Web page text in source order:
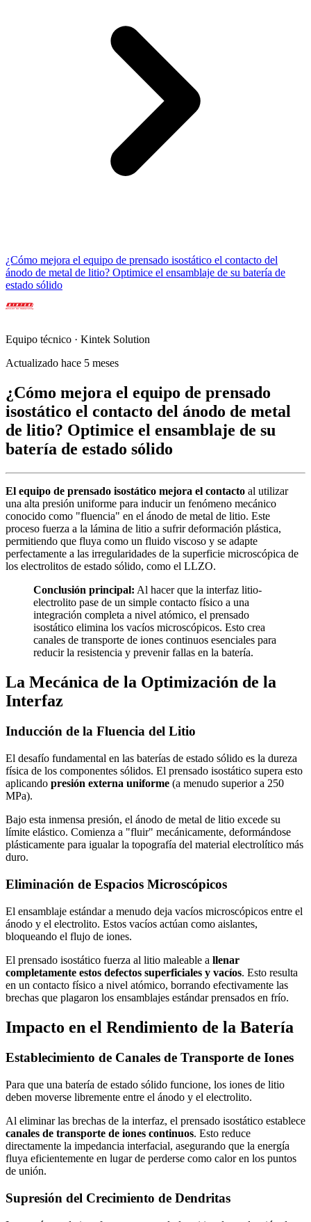
¿Cómo mejora el equipo de prensado isostático el contacto del
ánodo de metal de litio? Optimice el ensamblaje de su batería de
estado sólido
Equipo técnico · Kintek Solution
Actualizado hace 5 meses
¿Cómo mejora el equipo de prensado
isostático el contacto del ánodo de metal
de litio? Optimice el ensamblaje de su
batería de estado sólido
El equipo de prensado isostático mejora el contacto al utilizar
una alta presión uniforme para inducir un fenómeno mecánico
conocido como "fluencia" en el ánodo de metal de litio. Este
proceso fuerza a la lámina de litio a sufrir deformación plástica,
permitiendo que fluya como un fluido viscoso y se adapte
perfectamente a las irregularidades de la superficie microscópica de
los electrolitos de estado sólido, como el LLZO.
Conclusión principal: Al hacer que la interfaz litio-
electrolito pase de un simple contacto físico a una
integración completa a nivel atómico, el prensado
isostático elimina los vacíos microscópicos. Esto crea
canales de transporte de iones continuos esenciales para
reducir la resistencia y prevenir fallas en la batería.
La Mecánica de la Optimización de la
Interfaz
Inducción de la Fluencia del Litio
El desafío fundamental en las baterías de estado sólido es la dureza
física de los componentes sólidos. El prensado isostático supera esto
aplicando presión externa uniforme (a menudo superior a 250
MPa).
Bajo esta inmensa presión, el ánodo de metal de litio excede su
límite elástico. Comienza a "fluir" mecánicamente, deformándose
plásticamente para igualar la topografía del material electrolítico más
duro.
Eliminación de Espacios Microscópicos
El ensamblaje estándar a menudo deja vacíos microscópicos entre el
ánodo y el electrolito. Estos vacíos actúan como aislantes,
bloqueando el flujo de iones.
El prensado isostático fuerza al litio maleable a llenar
completamente estos defectos superficiales y vacíos. Esto resulta
en un contacto físico a nivel atómico, borrando efectivamente las
brechas que plagaron los ensamblajes estándar prensados en frío.
Impacto en el Rendimiento de la Batería
Establecimiento de Canales de Transporte de Iones
Para que una batería de estado sólido funcione, los iones de litio
deben moverse libremente entre el ánodo y el electrolito.
Al eliminar las brechas de la interfaz, el prensado isostático establece
canales de transporte de iones continuos. Esto reduce
directamente la impedancia interfacial, asegurando que la energía
fluya eficientemente en lugar de perderse como calor en los puntos
de unión.
Supresión del Crecimiento de Dendritas